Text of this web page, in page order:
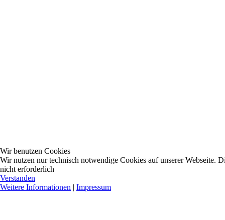
Wir benutzen Cookies
Wir nutzen nur technisch notwendige Cookies auf unserer Webseite.
nicht erforderlich
Verstanden
Weitere Informationen | Impressum